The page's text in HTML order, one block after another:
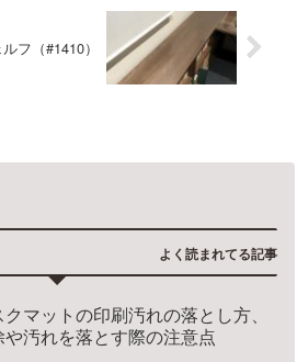
フ（#1410）
クマットの印刷汚れの落とし方、
や汚れを落とす際の注意点